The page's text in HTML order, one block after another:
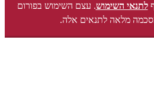
לתנאי השימוש. עצם השימוש בפורום
מלאה לתנאים אלה.